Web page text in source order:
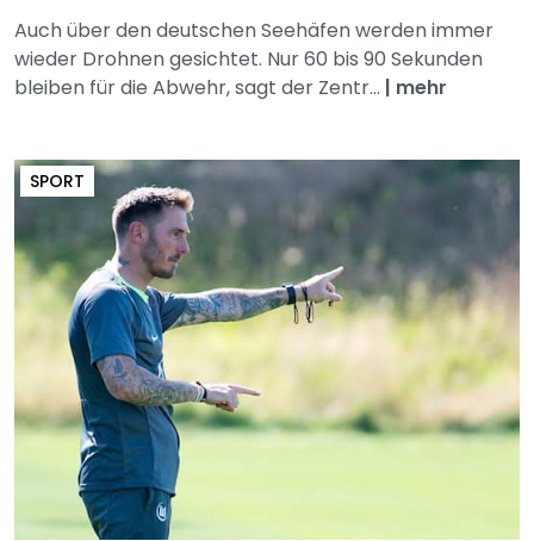
Auch über den deutschen Seehäfen werden immer
wieder Drohnen gesichtet. Nur 60 bis 90 Sekunden
bleiben für die Abwehr, sagt der Zentr... | mehr
SPORT